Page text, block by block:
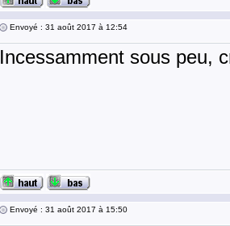
Envoyé : 31 août 2017 à 12:54
Incessamment sous peu,
Envoyé : 31 août 2017 à 15:50